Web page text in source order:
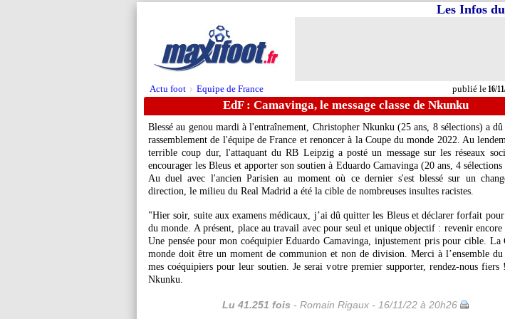
Actu foot > Equipe de France publié le16/
Les Infos
EdF : Camavinga, le message classe de Nkunku
Blessé au genou mardi à l'entraînement, Christopher Nkunku (25 ans, 8 sélections) a
rassemblement de l'équipe de France et renoncer à la Coupe du monde 2022. Au
terrible coup dur, l'attaquant du RB Leipzig a posté un message sur les réseaux
encourager les Bleus et apporter son soutien à Eduardo Camavinga (20 ans, 4
Au duel avec l'ancien Parisien au moment où ce dernier s'est blessé sur un
direction, le milieu du Real Madrid a été la cible de nombreuses insultes racistes.
"Hier soir, suite aux examens médicaux, j’ai dû quitter les Bleus et déclarer forfait
du monde. A présent, place au travail avec pour seul et unique objectif : revenir
Une pensée pour mon coéquipier Eduardo Camavinga, injustement pris pour cible. La
monde doit être un moment de communion et non de division. Merci à l’ensemble
mes coéquipiers pour leur soutien. Je serai votre premier supporter, rendez-nous
Nkunku.
Lu 41.251 fois - Romain Rigaux - 16/11/22 à 20h26